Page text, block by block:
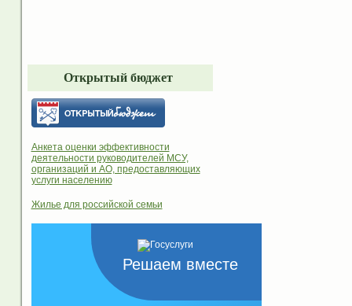
Открытый бюджет
Анкета оценки эффективности
деятельности руководителей МСУ,
организаций и АО, предоставляющих
услуги населению
Жилье для российской семьи
Решаем вместе